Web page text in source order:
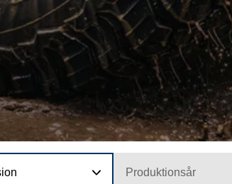
Produktionsår